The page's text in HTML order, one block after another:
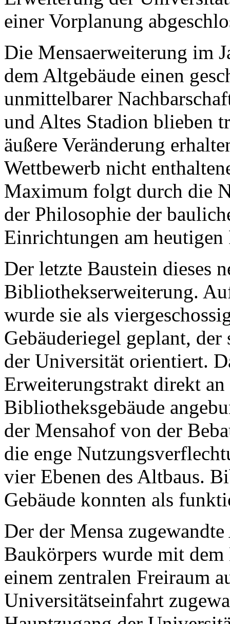
einer Vorplanung
Die Mensaerweiterung im
dem Altgebäude einen
unmittelbarer
und Altes Stadion blieben
äußere Veränderung
Wettbewerb nicht
Maximum folgt durch die
der Philosophie der
Einrichtungen am
Der letzte Baustein dieses
Bibliothekserweiterung.
wurde sie als
Gebäuderiegel geplant,
der Universität orientiert.
Erweiterungstrakt direkt an
Bibliotheksgebäude
der Mensahof von der
die enge
vier Ebenen des Altbaus.
Gebäude konnten als
Der der Mensa
Baukörpers wurde mit
einem zentralen Freiraum
Universitätseinfahrt